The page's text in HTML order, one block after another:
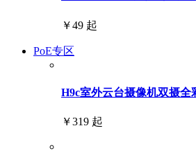
￥49 起
PoE专区
H9c室外云台摄像机双摄全
￥319 起